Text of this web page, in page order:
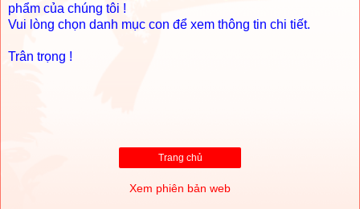
phẩm của chúng tôi !
Vui lòng chọn danh mục con để xem thông tin chi tiết.
Trân trọng !
Trang chủ
Xem phiên bản web